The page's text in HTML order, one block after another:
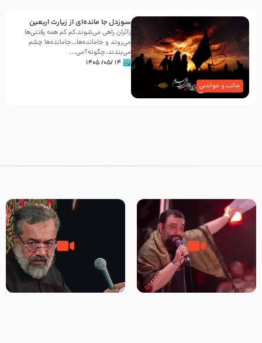
جالب و خواندنی
سوزدل جا مانده‌ای از زیارت اربعین
زائران راهی می‌شوند،کم‌ کم همه رفتنی‌ها
می‌روند و جامانده‌ها…جامانده‌ها چشم
می‌بندند.چگونه؟می‌...
۱۴ /۰۵/ ۱۴۰۵
جانا جانا ابی عبدالله – کربلایی
جواد مقدم – شب هشتم محرم
مادر منم مثل تو خمیدم – حاج
محمود کریمی – شهادت حضرت